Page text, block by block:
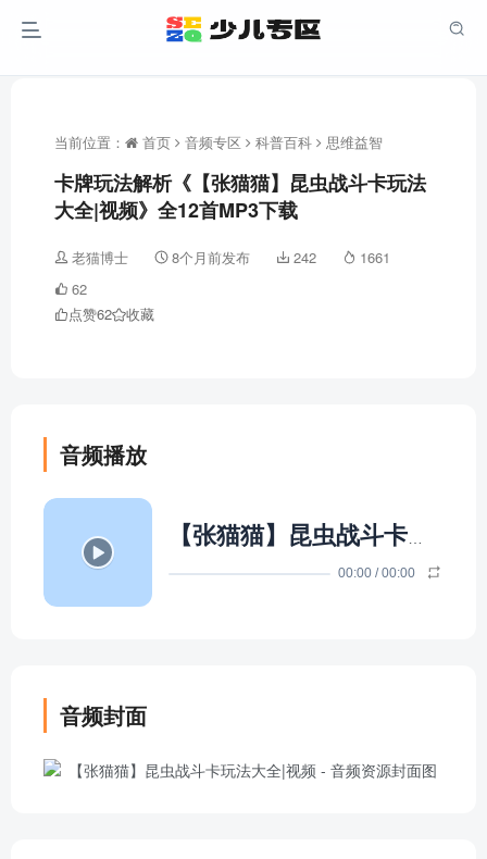
当前位置： 首页 音频专区 科普百科 思维益智
卡牌玩法解析《【张猫猫】昆虫战斗卡玩法
大全|视频》全12首MP3下载
老猫博士 8个月前发布 242
1661
62
点赞62 收藏
音频播放
00:00 /00:00
音频封面